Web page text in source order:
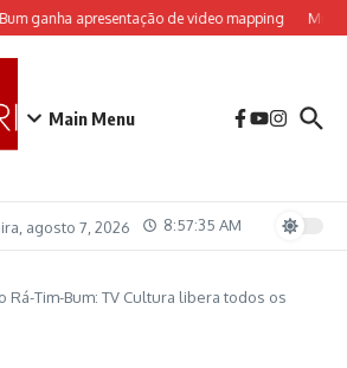
ganha apresentação de video mapping
Main Menu
agosto 7, 2026 8:57:35 AM
Rá-Tim-Bum: TV Cultura libera todos os